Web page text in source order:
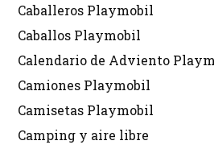
Caballeros Playmobil
Caballos Playmobil
Calendario de Adviento
Camiones Playmobil
Camisetas Playmobil
Camping y aire libre